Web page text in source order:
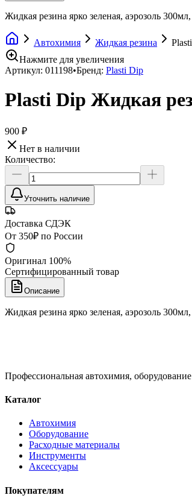
Жидкая резина ярко зеленая, аэрозоль
Автохимия Жидкая резина
Нажмите для увеличения
Артикул: 011198•Бренд: Plasti Dip
Plasti Dip Жидкая
900 ₽
Нет в наличии
Количество:
Уточнить наличие
Доставка СДЭК
От 350₽ по России
Оригинал 100%
Сертифицированный товар
Описание
Жидкая резина ярко зеленая, аэрозоль
Профессиональная автохимия,
Каталог
Автохимия
Оборудование
Расходные материалы
Инструменты
Аксессуары
Покупателям